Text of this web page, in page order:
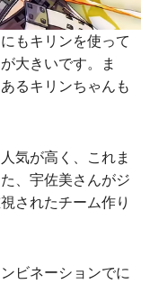
もキリンを使って
大きいです。ま
るキリンちゃんも
気が高く、これま
、宇佐美さんがジ
されたチーム作り
ビネーションでに